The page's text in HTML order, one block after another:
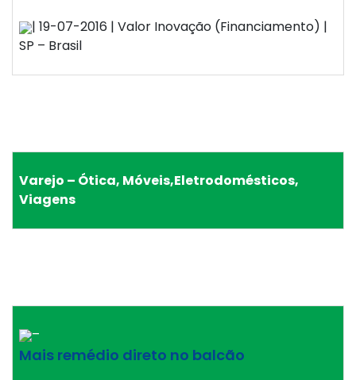
| 19-07-2016 | Valor Inovação (Financiamento) |
SP – Brasil
Varejo – Ótica, Móveis,Eletrodomésticos,
Viagens
–
Mais remédio direto no balcão